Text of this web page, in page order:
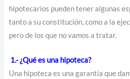
hipotecarios pueden tener algunas
tanto a su constitución, como a la
pero de los que no vamos a tratar.
1.- ¿Qué es una hipoteca?
Una hipoteca es una garantía que